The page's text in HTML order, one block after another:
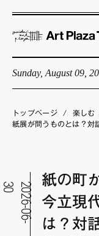
Sunday, August 09,
企画展情報
アーティスト
店舗からの
公式通販
トップページ / 楽しむ
紙展が問うものとは？対
2
0
2
6
-
0
6
-
3
0
紙の町
今立現
は？対